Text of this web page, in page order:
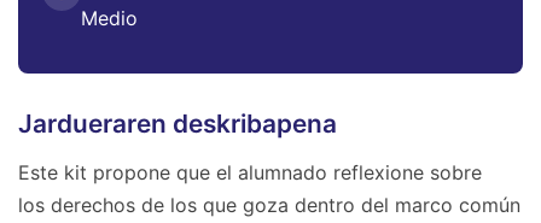
Medio
Jardueraren deskribapena
Este kit propone que el alumnado reflexione sobre
los derechos de los que goza dentro del marco común